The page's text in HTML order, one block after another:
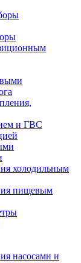
и ГВС
холодильным
пищевым
насосами и